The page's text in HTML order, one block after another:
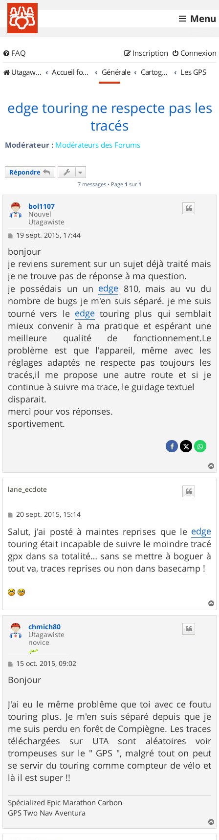
Menu
FAQ Connexion
Inscription
UtagawaVTT (Randos VTT et VTTAE avec traces GPS)
Accueil forum Générale Cartographie et GPS Les GPS
edge touring ne respecte pas les
tracés
Modérateur : Modérateurs des Forums
Répondre
7 messages • Page 1 sur 1
bol1107
Nouvel
Utagawiste
M
s
s
a
g
e
19 sept. 2015, 17:44
bonjour
je reviens surement sur un sujet déjà traité mais
je ne trouve pas de réponse à ma question.
je possédais un un edge 810, mais au vu du
nombre de bugs je m'en suis séparé. je me suis
tourné vers le edgetouring plus qui semblait
mieux convenir à ma pratique et espérant une
meilleure qualité de fonctionnement.Le
problème est que l'appareil, même avec les
réglages adaptés ne respecte pas toujours les
tracés,il me propose une autre route et si je
continue à suivre ma trace, le guidage textuel
disparait.
merci pour vos réponses.
sportivement.
a
lane_ecdote
M
s
s
a
g
e
20 sept. 2015, 15:14
Salut, j'ai posté à maintes reprises que le edge
touring était incapable de suivre le moindre tracé
gpx dans sa totalité… sans se mettre à boguer à
tout va, traces reprises ou non dans basecamp !
a
chmich80
Utagawiste
novice
M
s
s
g
e
15 oct. 2015, 09:02
Bonjour
J'ai eu le même problême que toi avec ce foutu
touring plus. Je m'en suis séparé depuis que je
me suis perdu en forêt de Compiègne. Les traces
téléchargées sur UTA sont aléatoires voir
trompeuses sur le " GPS ", malgré tout on peut
se servir du touring comme compteur de vélo et
là il est super !!
Spécialized Epic Marathon Carbon
GPS Two Nav Aventura
a